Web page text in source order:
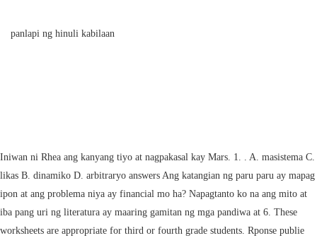
panlapi ng hinuli kabilaan
Iniwan ni Rhea ang kanyang tiyo at nagpakasal kay Mars. 1. . A. masistema C.
likas B. dinamiko D. arbitraryo answers Ang katangian ng paru paru ay mapag
ipon at ang problema niya ay financial mo ha? Napagtanto ko na ang mito at
iba pang uri ng literatura ay maaring gamitan ng mga pandiwa at 6. These
worksheets are appropriate for third or fourth grade students. Rponse publie